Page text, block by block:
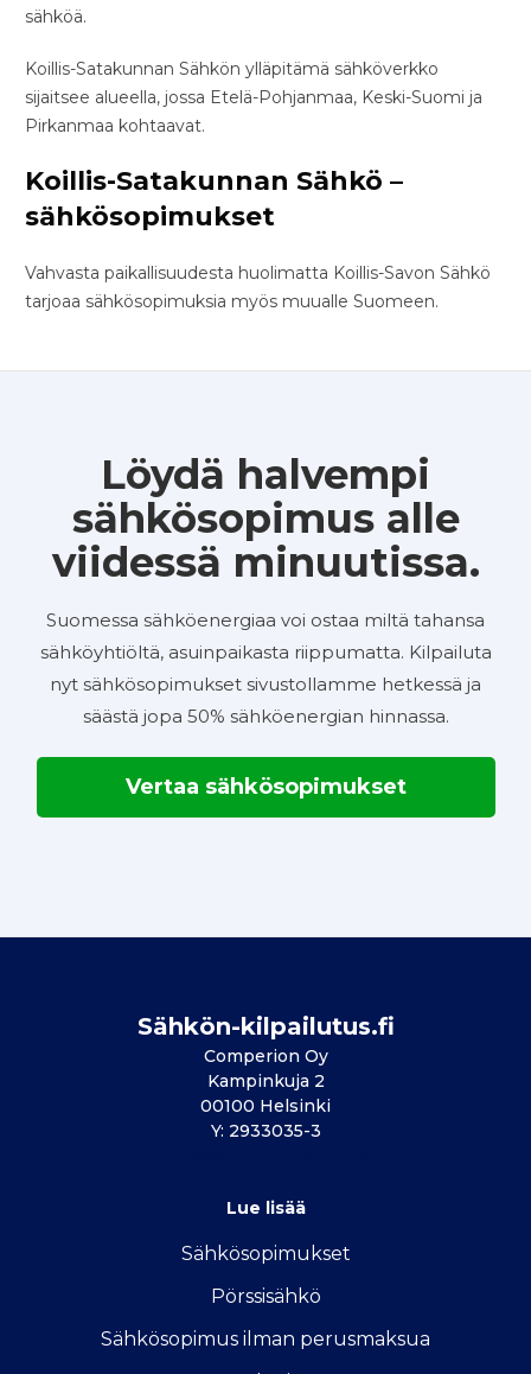
sähköä.
Koillis-Satakunnan Sähkön ylläpitämä sähköverkko
sijaitsee alueella, jossa Etelä-Pohjanmaa, Keski-Suomi ja
Pirkanmaa kohtaavat.
Koillis-Satakunnan Sähkö –
sähkösopimukset
Vahvasta paikallisuudesta huolimatta Koillis-Savon Sähkö
tarjoaa sähkösopimuksia myös muualle Suomeen.
Löydä halvempi
sähkösopimus alle
viidessä minuutissa.
Suomessa sähköenergiaa voi ostaa miltä tahansa
sähköyhtiöltä, asuinpaikasta riippumatta. Kilpailuta
nyt sähkösopimukset sivustollamme hetkessä ja
säästä jopa 50% sähköenergian hinnassa.
Vertaa sähkösopimukset
Sähkön-kilpailutus.fi
Comperion Oy
Kampinkuja 2
00100 Helsinki
Y: 2933035-3
Lue lisää
Sähkösopimukset
Pörssisähkö
Sähkösopimus ilman perusmaksua